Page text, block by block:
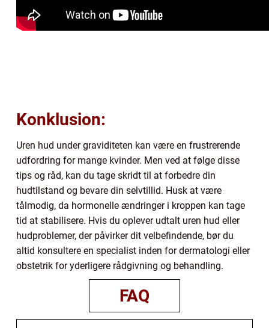
Konklusion:
Uren hud under graviditeten kan være en frustrerende
udfordring for mange kvinder. Men ved at følge disse
tips og råd, kan du tage skridt til at forbedre din
hudtilstand og bevare din selvtillid. Husk at være
tålmodig, da hormonelle ændringer i kroppen kan tage
tid at stabilisere. Hvis du oplever udtalt uren hud eller
hudproblemer, der påvirker dit velbefindende, bør du
altid konsultere en specialist inden for dermatologi eller
obstetrik for yderligere rådgivning og behandling.
FAQ